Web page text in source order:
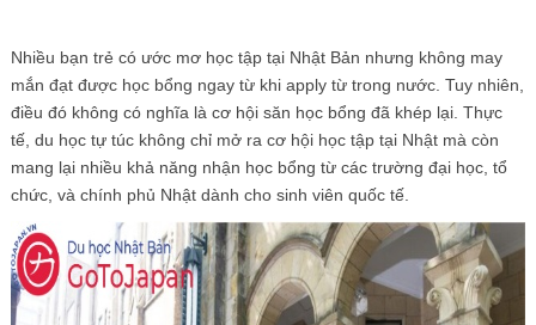
Nhiều bạn trẻ có ước mơ học tập tại Nhật Bản nhưng không may
mắn đạt được học bổng ngay từ khi apply từ trong nước. Tuy nhiên,
điều đó không có nghĩa là cơ hội săn học bổng đã khép lại. Thực
tế, du học tự túc không chỉ mở ra cơ hội học tập tại Nhật mà còn
mang lại nhiều khả năng nhận học bổng từ các trường đại học, tổ
chức, và chính phủ Nhật dành cho sinh viên quốc tế.